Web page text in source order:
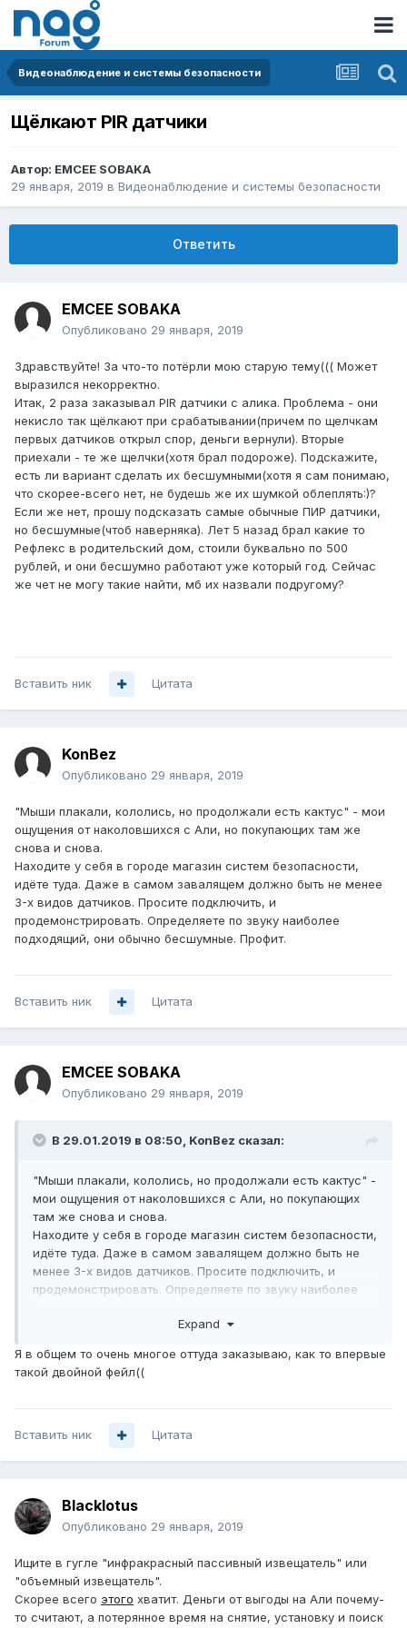
Видеонаблюдение и системы безопасности
Щёлкают PIR датчики
Автор: EMCEE SOBAKA
29 января, 2019 в Видеонаблюдение и системы безопасности
Ответить
EMCEE SOBAKA
Опубликовано 29 января, 2019
Здравствуйте! За что-то потёрли мою старую тему((( Может
выразился некорректно.
Итак, 2 раза заказывал PIR датчики с алика. Проблема - они
некисло так щёлкают при срабатывании(причем по щелчкам
первых датчиков открыл спор, деньги вернули). Вторые
приехали - те же щелчки(хотя брал подороже). Подскажите,
есть ли вариант сделать их бесшумными(хотя я сам понимаю,
что скорее-всего нет, не будешь же их шумкой облеплять:)?
Если же нет, прошу подсказать самые обычные ПИР датчики,
но бесшумные(чтоб наверняка). Лет 5 назад брал какие то
Рефлекс в родительский дом, стоили буквально по 500
рублей, и они бесшумно работают уже который год. Сейчас
же чет не могу такие найти, мб их назвали подругому?
Вставить ник Цитата
KonBez
Опубликовано 29 января, 2019
"Мыши плакали, кололись, но продолжали есть кактус" - мои
ощущения от наколовшихся с Али, но покупающих там же
снова и снова.
Находите у себя в городе магазин систем безопасности,
идёте туда. Даже в самом завалящем должно быть не менее
3-х видов датчиков. Просите подключить, и
продемонстрировать. Определяете по звуку наиболее
подходящий, они обычно бесшумные. Профит.
Вставить ник Цитата
EMCEE SOBAKA
Опубликовано 29 января, 2019
В 29.01.2019 в 08:50, KonBez сказал:
"Мыши плакали, кололись, но продолжали есть кактус" -
мои ощущения от наколовшихся с Али, но покупающих
там же снова и снова.
Находите у себя в городе магазин систем безопасности,
идёте туда. Даже в самом завалящем должно быть не
менее 3-х видов датчиков. Просите подключить, и
продемонстрировать. Определяете по звуку наиболее
Expand
Я в общем то очень многое оттуда заказываю, как то впервые
такой двойной фейл((
Вставить ник Цитата
Blacklotus
Опубликовано 29 января, 2019
Ищите в гугле "инфракрасный пассивный извещатель" или
"объемный извещатель".
Скорее всего этого хватит. Деньги от выгоды на Али почему-
то считают, а потерянное время на снятие, установку и поиск